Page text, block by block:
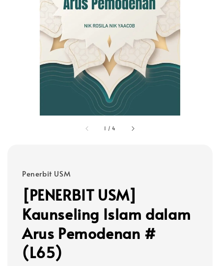
1 /4
Penerbit USM
[PENERBIT USM]
Kaunseling Islam dalam
Arus Pemodenan #
(L65)